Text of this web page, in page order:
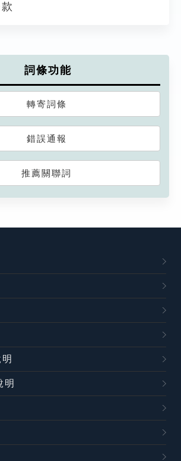
詞條功能
轉寄詞條
錯誤通報
推薦關聯詞
明